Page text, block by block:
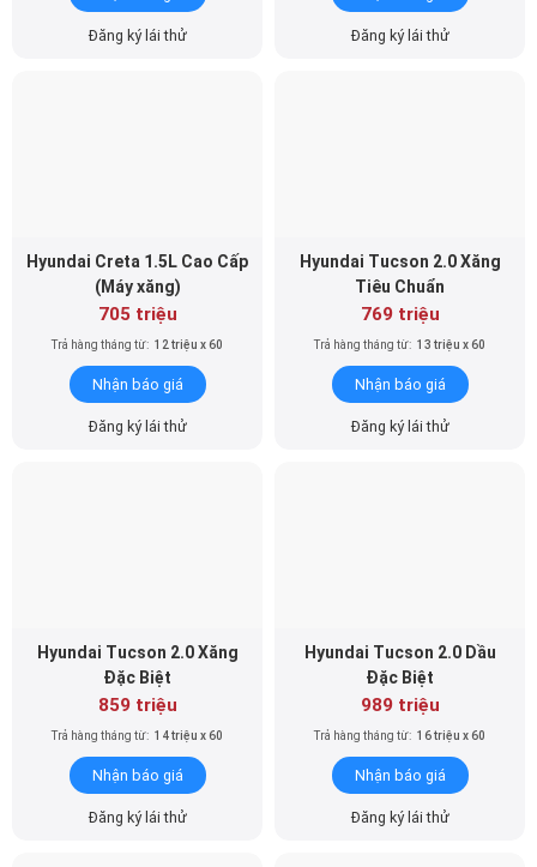
Đăng ký lái thử Đăng ký lái thử
Hyundai Creta 1.5L Cao Cấp
(Máy xăng)
705 triệu
Trả hàng tháng từ: 12 triệu x 60
Nhận báo giá
Đăng ký lái thử
Hyundai Tucson 2.0 Xăng
Tiêu Chuẩn
769 triệu
Trả hàng tháng từ: 13 triệu x 60
Nhận báo giá
Đăng ký lái thử
Hyundai Tucson 2.0 Xăng
Đặc Biệt
859 triệu
Trả hàng tháng từ: 14 triệu x 60
Nhận báo giá
Đăng ký lái thử
Hyundai Tucson 2.0 Dầu
Đặc Biệt
989 triệu
Trả hàng tháng từ: 16 triệu x 60
Nhận báo giá
Đăng ký lái thử